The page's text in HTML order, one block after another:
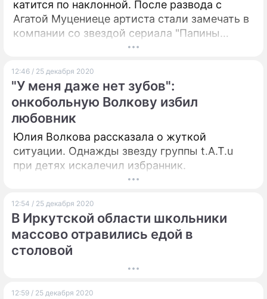
катится по наклонной. После развода с
Агатой Муцениеце артиста стали замечать в
компании со звездой сериала "Папины
дочки" Мирославой Карпович, но, кажется,
12:46 / 25 декабря 2020
"У меня даже нет зубов":
онкобольную Волкову избил
любовник
Юлия Волкова рассказала о жуткой
ситуации. Однажды звезду группы t.A.T.u
при детях искалечил избранник.
12:54 / 25 декабря 2020
В Иркутской области школьники
массово отравились едой в
столовой
12:59 / 25 декабря 2020